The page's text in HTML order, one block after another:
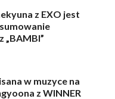
z EXO jest
„BAMBI”
w muzyce na
z WINNER